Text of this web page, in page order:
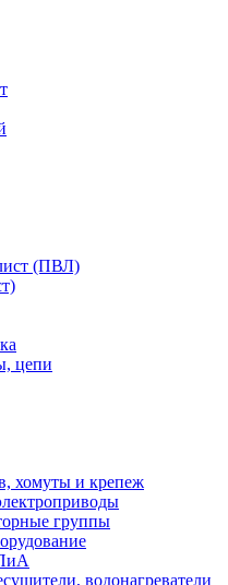
(ПВЛ)
цепи
хомуты и крепеж
группы
водонагреватели